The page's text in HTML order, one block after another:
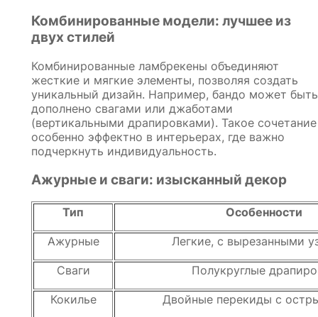
Комбинированные модели: лучшее из
двух стилей
Комбинированные ламбрекены объединяют
жесткие и мягкие элементы, позволяя создать
уникальный дизайн. Например, бандо может быть
дополнено свагами или джаботами
(вертикальными драпировками). Такое сочетание
особенно эффектно в интерьерах, где важно
подчеркнуть индивидуальность.
Ажурные и сваги: изысканный декор
Тип Особенности
Ажурные Легкие, с вырезанными
Сваги Полукруглые
Кокилье Двойные перекиды с